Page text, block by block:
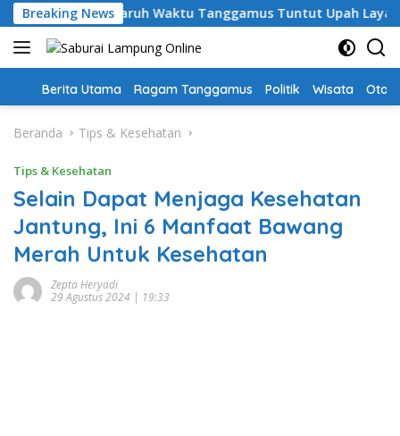
Langsung
ke
konten
Breaking News
Guru PPPK Paruh Waktu Tanggamus Tuntut Upah Layak
Home
Berita Utama Ragam Tanggamus Politik Wisata Oto
Beranda Tips & Kesehatan
Tips & Kesehatan
Selain Dapat Menjaga Kesehatan
Jantung, Ini 6 Manfaat Bawang
Merah Untuk Kesehatan
Zepta Heryadi
29 Agustus 2024 | 19:33